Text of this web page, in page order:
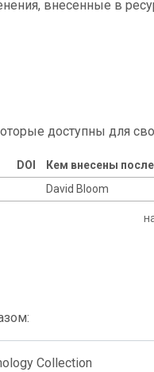
внесенные в
доступны для
DOI
Кем внесены
David Bloom
Collection